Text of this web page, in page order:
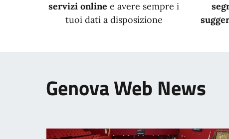
servizi online e avere sempre i
tuoi dati a disposizione
Genova Web News